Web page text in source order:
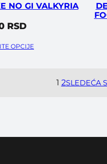
NO GI VALKYRIA
RSD
OPCIJE
1 2SLEDEĆA